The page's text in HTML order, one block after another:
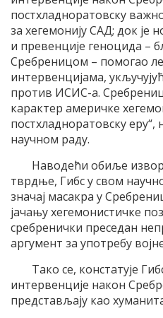
постхладноратовску
за хегемонију САД; док је
и превенције геноцида –
Сребреницом – помогао
интервенцијама,
против ИСИС-а.
карактер америчке
постхладноратовску еру“,
научном раду.
Наводећи обиље
тврдње, Гибс у свом
значај масакра у
јачању хегемонистичке
сребренички преседан
аргумент за употребу
Тако се, констатује
интервенције након
представљају као